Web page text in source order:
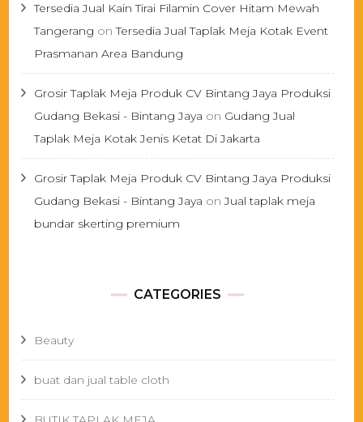
Tersedia Jual Kain Tirai Filamin Cover Hitam Mewah
Tangerang onTersedia Jual Taplak Meja Kotak Event
Prasmanan Area Bandung
Grosir Taplak Meja Produk CV Bintang Jaya Produksi
Gudang Bekasi - Bintang Jaya on Gudang Jual
Taplak Meja Kotak Jenis Ketat Di Jakarta
Grosir Taplak Meja Produk CV Bintang Jaya Produksi
Gudang Bekasi - Bintang Jaya onJual taplak meja
bundar skerting premium
CATEGORIES
Beauty
buat dan jual table cloth